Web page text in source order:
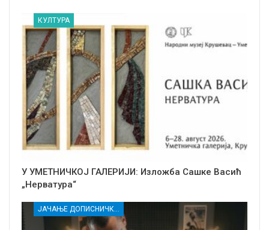
КУЛТУРА
У УМЕТНИЧКОЈ ГАЛЕРИЈИ: Изложба Сашке Васић
„Нерватура“
ЈАЧАЊЕ ДОПИСНИЧКЕ МРЕЖЕ НЕЗАВИСНИХ МЕДИЈА У РАСИНСКОМ ОКРУГУ